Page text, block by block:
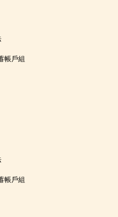
帳戶組
帳戶組